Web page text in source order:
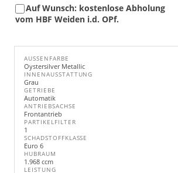
Auf Wunsch: kostenlose Abholung
vom HBF Weiden i.d. OPf.
AUSSENFARBE
Oystersilver Metallic
INNENAUSSTATTUNG
Grau
GETRIEBE
Automatik
ANTRIEBSACHSE
Frontantrieb
PARTIKELFILTER
1
SCHADSTOFFKLASSE
Euro 6
HUBRAUM
1.968 ccm
LEISTUNG